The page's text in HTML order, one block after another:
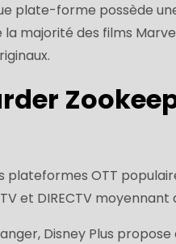
plate-forme possède
la majorité des films
plateformes OTT
et DIRECTV
Disney Plus